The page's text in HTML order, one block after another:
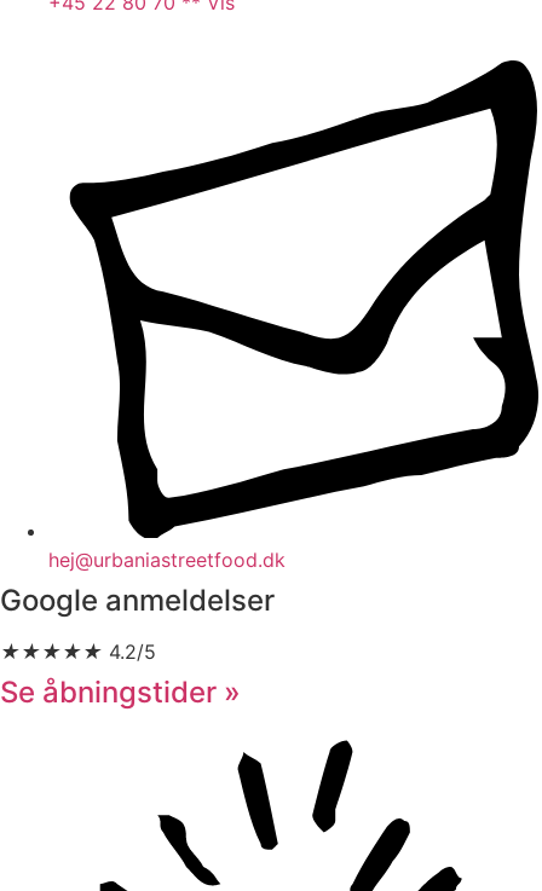
hej@urbaniastreetfood.dk
Google anmeldelser
★★★★★ 4.2/5
Se åbningstider »